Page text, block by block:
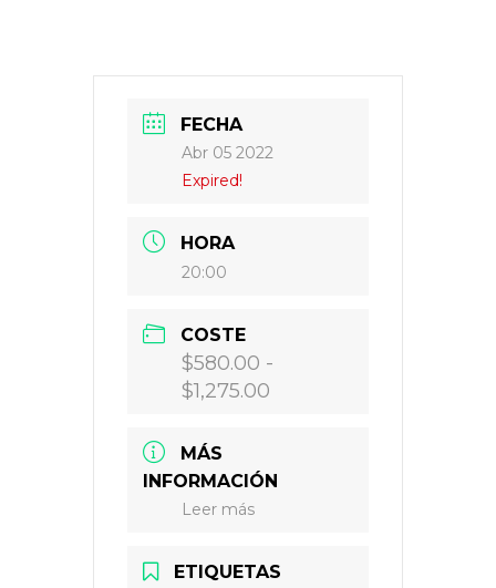
FECHA
Abr 05 2022
Expired!
HORA
20:00
COSTE
$580.00 -
$1,275.00
MÁS
INFORMACIÓN
Leer más
ETIQUETAS